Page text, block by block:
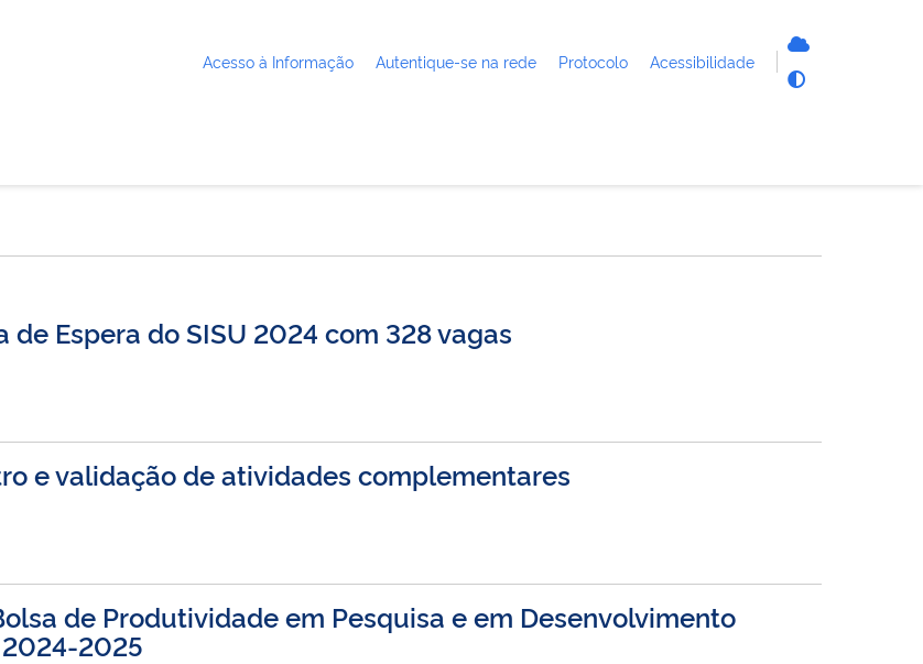
Acesso à Informação Autentique-se na rede Protocolo Acessibilidade
Espera do SISU 2024 com 328 vagas
e validação de atividades complementares
de Produtividade em Pesquisa e em Desenvolvimento
2024-2025